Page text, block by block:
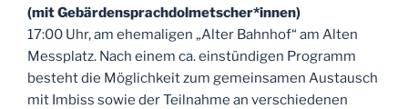
(mit Gebärdensprachdolmetscher*innen)
17:00 Uhr, am ehemaligen „Alter Bahnhof“ am Alten
Messplatz. Nach einem ca. einstündigen Programm
besteht die Möglichkeit zum gemeinsamen Austausch
mit Imbiss sowie der Teilnahme an verschiedenen